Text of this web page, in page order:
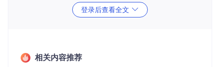
emini的多模态理解能力，让微信不仅能处理文本消息，还能
分析图片内容、识别语音信息，甚至生成富有创意的回复。这
WeChatFerry核心功能与技术解析
登录后查看全文
相关内容推荐